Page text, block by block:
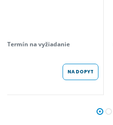
Termín na vyžiadanie
NA DOPYT